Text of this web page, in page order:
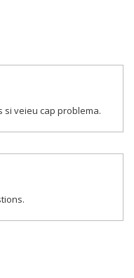
si veieu cap problema.